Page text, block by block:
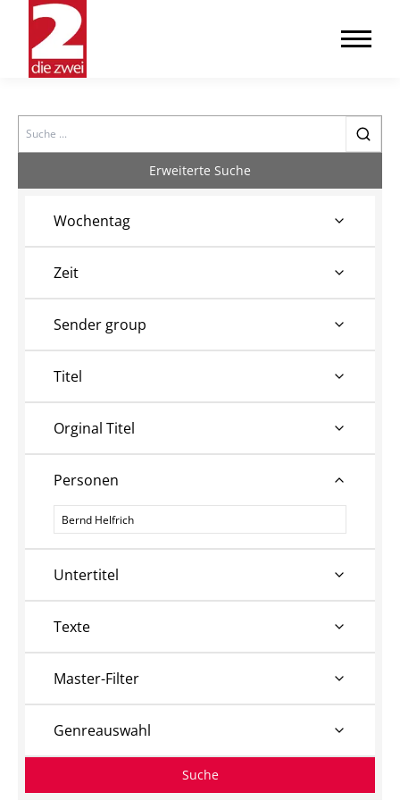
Search
Erweiterte Suche
Wochentag
Zeit
Sender group
Titel
Orginal Titel
Personen
Personen
Untertitel
Texte
Master-Filter
Genreauswahl
Suche